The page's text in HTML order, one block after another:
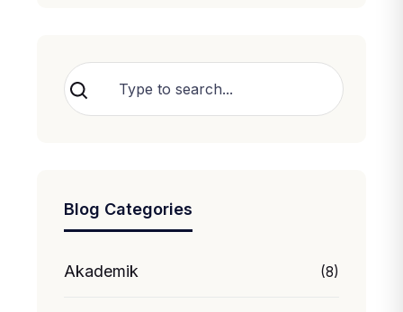
Cari
Blog Categories
Akademik (8)